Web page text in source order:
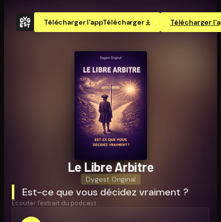
Télécharger l'appTélécharger Télécharger
Le Libre Arbitre
Dygest Original
Est-ce que vous décidez vraiment ?
Écouter l'extrait du podcast :